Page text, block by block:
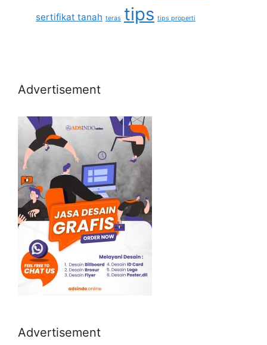
sertifikat tanah teras tips tips properti
Advertisement
Advertisement